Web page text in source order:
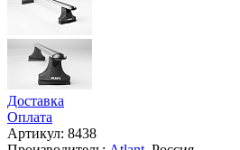
Доставка
Оплата
Артикул: 8438